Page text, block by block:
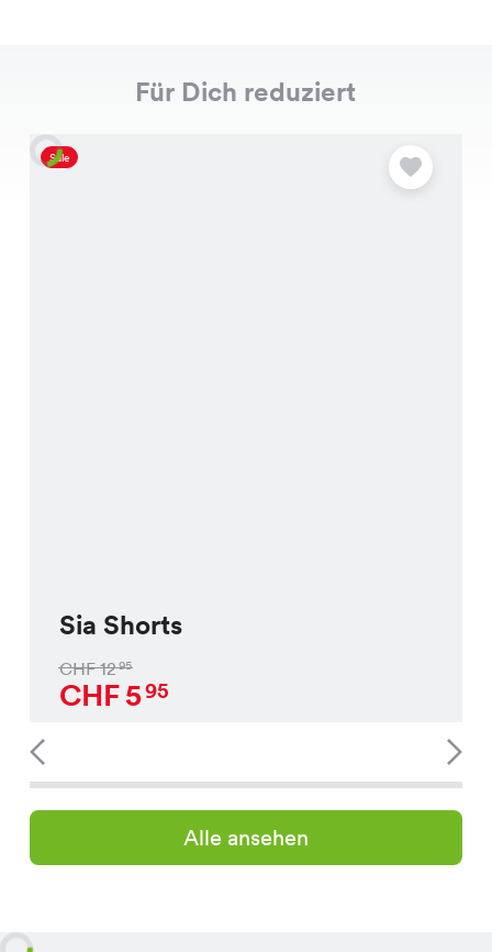
Für Dich reduziert
Sale
Sia Shorts
CHF1295
CHF595
Alle ansehen